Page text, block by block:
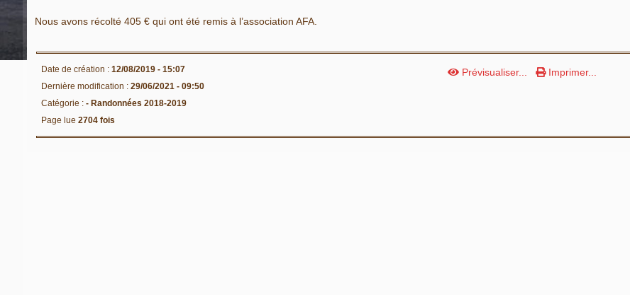
Nous avons récolté 405 € qui ont été remis à l’association AFA.
Date de création : 12/08/2019 - 15:07
Dernière modification : 29/06/2021 - 09:50
Catégorie : - Randonnées 2018-2019
Page lue 2704 fois
Prévisualiser... Imprimer...